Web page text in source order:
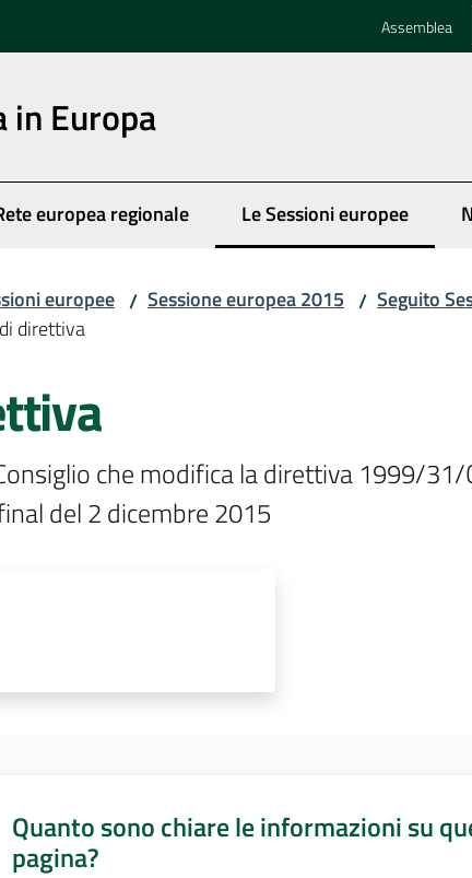
Assemblea
in Europa
europea regionale Le Sessioni europee
Menu selezionato
europee / Sessione europea 2015 / Seguito
direttiva
che modifica la direttiva 1999/
del 2 dicembre 2015
Quanto sono chiare le informazioni su
pagina?